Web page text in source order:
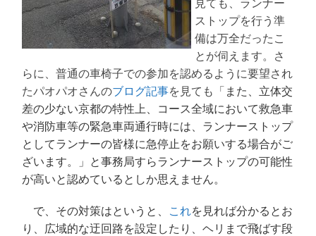
見ても、ランナー
ストップを行う準
備は万全だったこ
とが伺えます。さ
らに、普通の車椅子での参加を認めるように要望され
たパオパオさんのブログ記事を見ても「 また、立体交
差の少ない京都の特性上、コース全域において救急車
や消防車等の緊急車両通行時には、ランナーストップ
としてランナーの皆様に急停止をお願いする場合がご
ざいます。」と事務局すらランナーストップの可能性
が高いと認めているとしか思えません。
で、その対策はというと、 これを見れば分かるとお
り、広域的な迂回路を設定したり、ヘリまで飛ばす段